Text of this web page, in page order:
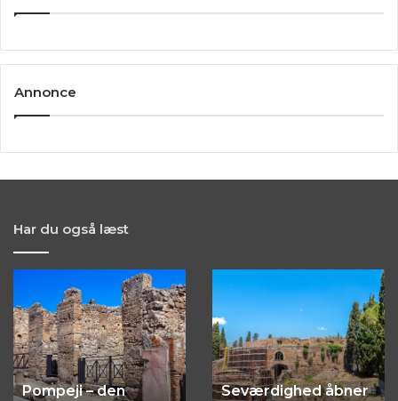
Annonce
Har du også læst
Seværdighed
åbner
igen
Seværdighed åbner
Venaria
Reale
–
det
kongelige
sommerslot
La Venaria
det kongelige